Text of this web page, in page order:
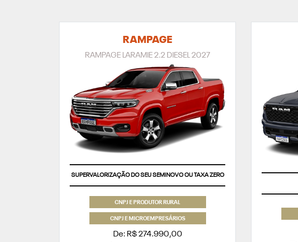
RAMPAGE
RAMPAGE LARAMIE 2.2 DIESEL 2027
SUPERVALORIZAÇÃO DO SEU SEMINOVO OU TAXA ZERO
CNPJ E PRODUTOR RURAL
CNPJ E MICROEMPRESÁRIOS
De: R$ 274.990,00